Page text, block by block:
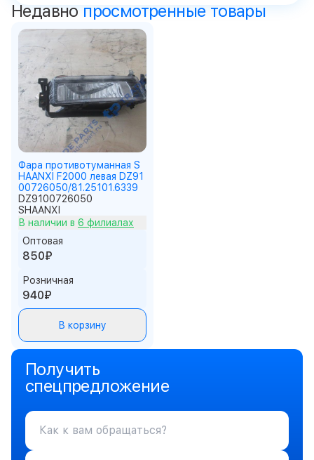
Недавно просмотренные товары
Фара противотуманная S
HAANXI F2000 левая DZ91
00726050/81.25101.6339
DZ9100726050
SHAANXI
В наличии в 6 филиалах
Оптовая
850₽
Розничная
940₽
В корзину
Получить
спецпредложение